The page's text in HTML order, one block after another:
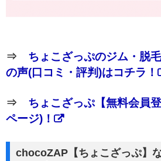
⇒ ちょこざっぷのジム・脱
の声(口コミ・評判)はコチラ！
⇒ ちょこざっぷ【無料会員
ページ)！
chocoZAP【ちょこざっぷ】